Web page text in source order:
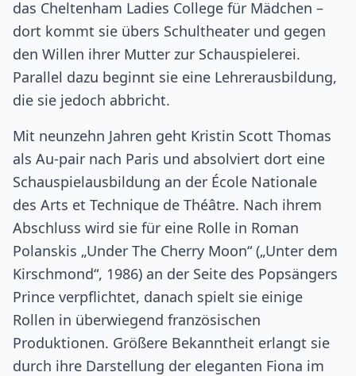
das Cheltenham Ladies College für Mädchen –
dort kommt sie übers Schultheater und gegen
den Willen ihrer Mutter zur Schauspielerei.
Parallel dazu beginnt sie eine Lehrerausbildung,
die sie jedoch abbricht.
Mit neunzehn Jahren geht Kristin Scott Thomas
als Au-pair nach Paris und absolviert dort eine
Schauspielausbildung an der École Nationale
des Arts et Technique de Théâtre. Nach ihrem
Abschluss wird sie für eine Rolle in Roman
Polanskis „Under The Cherry Moon“ („Unter dem
Kirschmond“, 1986) an der Seite des Popsängers
Prince verpflichtet, danach spielt sie einige
Rollen in überwiegend französischen
Produktionen. Größere Bekanntheit erlangt sie
durch ihre Darstellung der eleganten Fiona im